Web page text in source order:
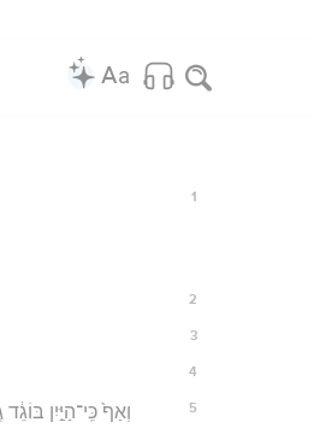
1
2
3
4
5
וְאַף֙ כִּֽי־הַיַּ֣יִן